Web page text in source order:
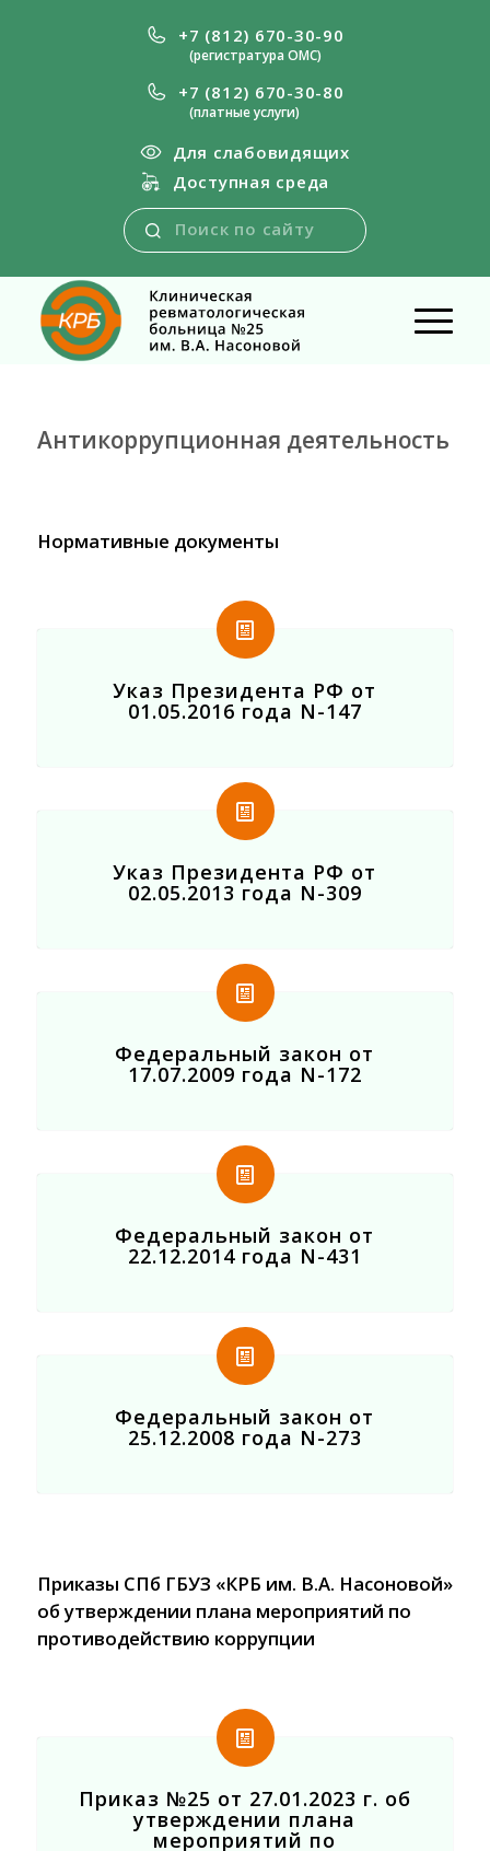
+7 (812) 670-30-90
(регистратура ОМС)
+7 (812) 670-30-80
(платные услуги)
Для слабовидящих
Доступная среда
Антикоррупционная деятельность
Нормативные документы
Указ Президента РФ от
01.05.2016 года N-147
Указ Президента РФ от
02.05.2013 года N-309
Федеральный закон от
17.07.2009 года N-172
Федеральный закон от
22.12.2014 года N-431
Федеральный закон от
25.12.2008 года N-273
Приказы СПб ГБУЗ «КРБ им. В.А. Насоновой»
об утверждении плана мероприятий по
противодействию коррупции
Приказ №25 от 27.01.2023 г. об
утверждении плана
мероприятий по